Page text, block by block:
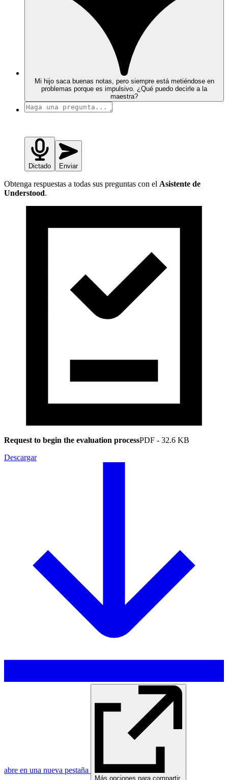
Mi hijo saca buenas notas, pero siempre está metiéndose en
problemas porque es impulsivo. ¿Qué puedo decirle a la
maestra?
Dictado Enviar
Obtenga respuestas a todas sus preguntas con el Asistente de
Understood.
Request to begin the evaluation processPDF - 32.6 KB
Descargar
abre en una nueva pestaña
Más opciones para compartir,